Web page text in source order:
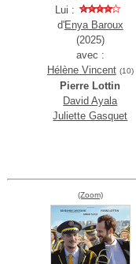
Lui :
d'Enya Baroux
(2025)
avec :
Hélène Vincent (10)
Pierre Lottin
David Ayala
Juliette Gasquet
(Zoom)